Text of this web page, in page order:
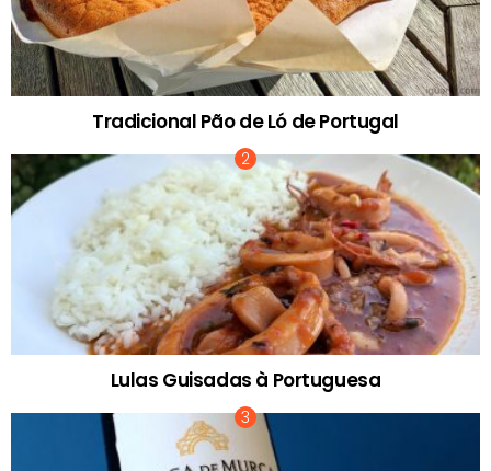
Tradicional Pão de Ló de Portugal
Lulas Guisadas à Portuguesa